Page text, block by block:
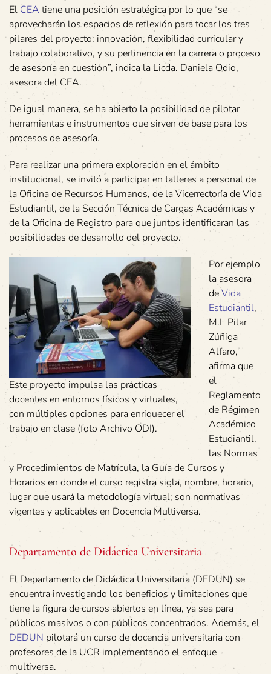
El CEA tiene una posición estratégica por lo que “se
aprovecharán los espacios de reflexión para tocar los tres
pilares del proyecto: innovación, flexibilidad curricular y
trabajo colaborativo, y su pertinencia en la carrera o proceso
de asesoría en cuestión”, indica la Licda. Daniela Odio,
asesora del CEA.
De igual manera, se ha abierto la posibilidad de pilotar
herramientas e instrumentos que sirven de base para los
procesos de asesoría.
Para realizar una primera exploración en el ámbito
institucional, se invitó a participar en talleres a personal de
la Oficina de Recursos Humanos, de la Vicerrectoría de Vida
Estudiantil, de la Sección Técnica de Cargas Académicas y
de la Oficina de Registro para que juntos identificaran las
posibilidades de desarrollo del proyecto.
Este proyecto impulsa las prácticas
docentes en entornos físicos y virtuales,
con múltiples opciones para enriquecer el
trabajo en clase (foto Archivo ODI).
Por ejemplo
la asesora
deVida
Estudiantil,
M.L Pilar
Zúñiga
Alfaro,
afirma que
el
Reglamento
de Régimen
Académico
Estudiantil,
las Normas
y Procedimientos de Matrícula, la Guía de Cursos y
Horarios en donde el curso registra sigla, nombre, horario,
lugar que usará la metodología virtual; son normativas
vigentes y aplicables en Docencia Multiversa.
Departamento de Didáctica Universitaria
El Departamento de Didáctica Universitaria (DEDUN) se
encuentra investigando los beneficios y limitaciones que
tiene la figura de cursos abiertos en línea, ya sea para
públicos masivos o con públicos concentrados. Además, el
DEDUN pilotará un curso de docencia universitaria con
profesores de la UCR implementando el enfoque
multiversa.